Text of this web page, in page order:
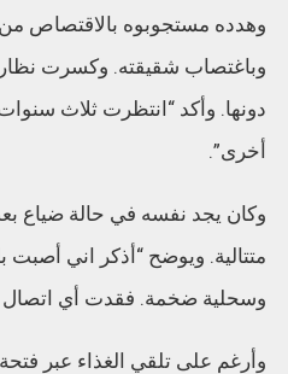
وهدده مستجوبوه بالاقتصاص من
وباغتصاب شقيقته. وكسرت
دونها. وأكد “انتظرت ثلاث
أخرى”.
وكان يجد نفسه في حالة ضياع
متتالية. ويوضح “أذكر اني أصبت
وسحلية ضخمة. فقدت أي اتصال
وأرغم على تلقي الغذاء عبر